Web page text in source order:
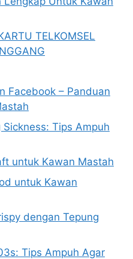
TELKOMSEL
Facebook – Panduan
Tips Ampuh
untuk Kawan Mastah
untuk Kawan
dengan Tepung
Tips Ampuh Agar